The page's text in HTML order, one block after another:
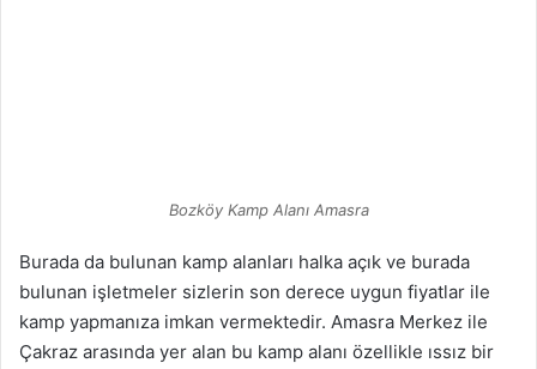
Bozköy Kamp Alanı Amasra
Burada da bulunan kamp alanları halka açık ve burada
bulunan işletmeler sizlerin son derece uygun fiyatlar ile
kamp yapmanıza imkan vermektedir. Amasra Merkez ile
Çakraz arasında yer alan bu kamp alanı özellikle ıssız bir